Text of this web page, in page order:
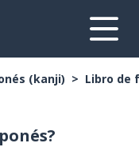
(kanji) Libro de